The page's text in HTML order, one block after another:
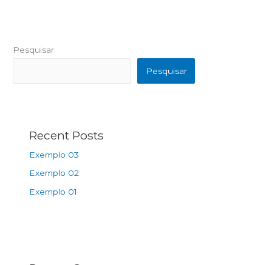
Pesquisar
Pesquisar
Recent Posts
Exemplo 03
Exemplo 02
Exemplo 01